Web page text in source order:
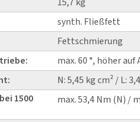
synth. Fließfett
Fettschmierung
max. 60 °, höher auf
N: 5,45 kg cm² / L:
1500
max. 53,4 Nm (N) /